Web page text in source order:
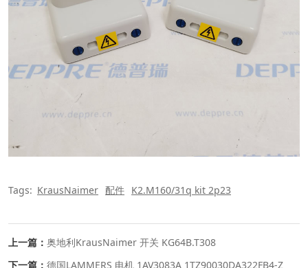
Tags: KrausNaimer 配件 K2.M160/31q kit 2p23
上一篇： 奥地利KrausNaimer 开关 KG64B.T308
下一篇： 德国LAMMERS 电机 1AV3083A 1TZ90030DA322FB4-Z